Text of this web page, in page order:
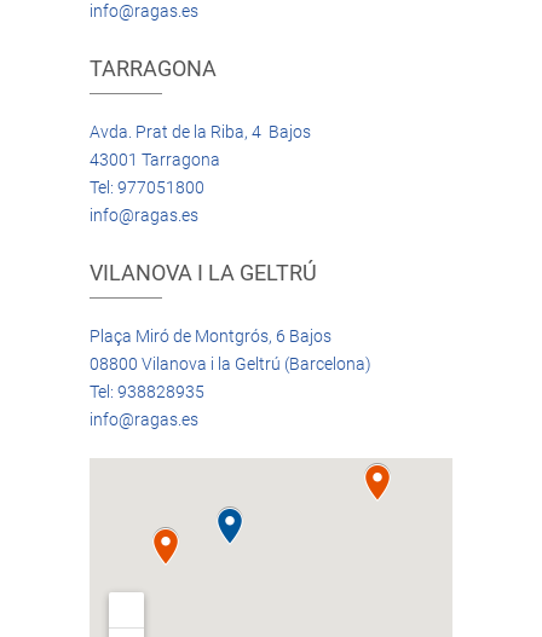
info@ragas.es
TARRAGONA
Avda. Prat de la Riba, 4 Bajos
43001 Tarragona
Tel: 977051800
info@ragas.es
VILANOVA I LA GELTRÚ
Plaça Miró de Montgrós, 6 Bajos
08800 Vilanova i la Geltrú (Barcelona)
Tel: 938828935
info@ragas.es